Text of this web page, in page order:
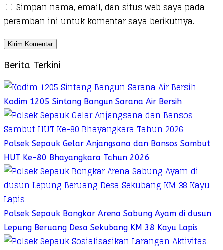
Simpan nama, email, dan situs web saya pada
peramban ini untuk komentar saya berikutnya.
Berita Terkini
Kodim 1205 Sintang Bangun Sarana Air Bersih
Polsek Sepauk Gelar Anjangsana dan Bansos Sambut
HUT Ke-80 Bhayangkara Tahun 2026
Polsek Sepauk Bongkar Arena Sabung Ayam di dusun
Lepung Beruang Desa Sekubang KM 38 Kayu Lapis